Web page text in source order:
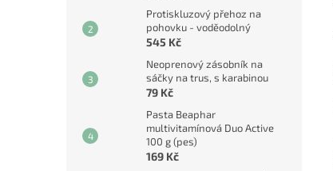
Protiskluzový přehoz na
pohovku - voděodolný
545 Kč
Neoprenový zásobník na
sáčky na trus, s karabinou
79 Kč
Pasta Beaphar
multivitamínová Duo Active
100 g (pes)
169 Kč